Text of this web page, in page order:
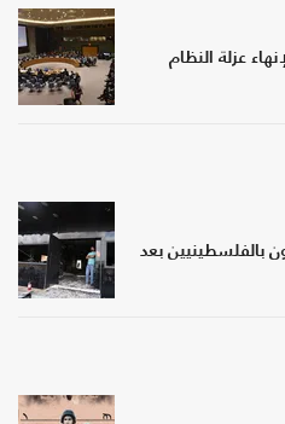
عزلة النظام
بالفلسطينيين بعد